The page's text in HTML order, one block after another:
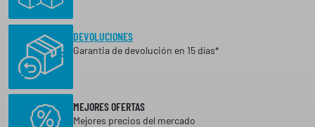
DEVOLUCIONES
Garantia de devolución en 15 días*
MEJORES OFERTAS
Mejores precios del mercado